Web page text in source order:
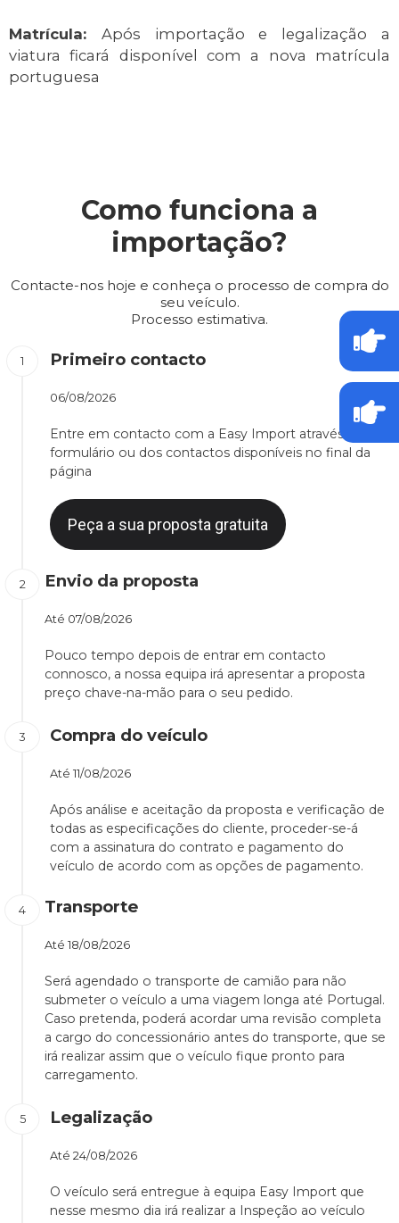
Matrícula: Após importação e legalização a
viatura ficará disponível com a nova matrícula
portuguesa
Como funciona a
importação?
Contacte-nos hoje e conheça o processo de compra do
seu veículo.
Processo estimativa.
Primeiro contacto
06/08/2026
Entre em contacto com a Easy Import através do
formulário ou dos contactos disponíveis no final da
página
Peça a sua proposta gratuita
Envio da proposta
Até 07/08/2026
Pouco tempo depois de entrar em contacto
connosco, a nossa equipa irá apresentar a proposta
preço chave-na-mão para o seu pedido.
Compra do veículo
Até 11/08/2026
Após análise e aceitação da proposta e verificação de
todas as especificações do cliente, proceder-se-á
com a assinatura do contrato e pagamento do
veículo de acordo com as opções de pagamento.
Transporte
Até 18/08/2026
Será agendado o transporte de camião para não
submeter o veículo a uma viagem longa até Portugal.
Caso pretenda, poderá acordar uma revisão completa
a cargo do concessionário antes do transporte, que se
irá realizar assim que o veículo fique pronto para
carregamento.
Legalização
Até 24/08/2026
O veículo será entregue à equipa Easy Import que
nesse mesmo dia irá realizar a Inspeção ao veículo